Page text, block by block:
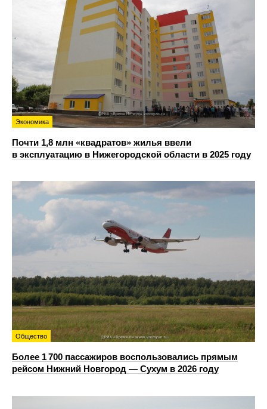
Экономика
Почти 1,8 млн «квадратов» жилья ввели
в эксплуатацию в Нижегородской области в 2025 году
Общество
Более 1 700 пассажиров воспользовались прямым
рейсом Нижний Новгород — Сухум в 2026 году